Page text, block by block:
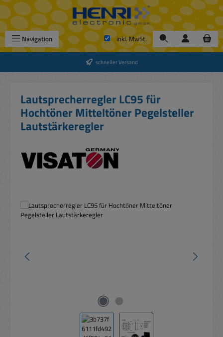
Zum Hauptinhalt springen
Navigation inkl. MwSt.
schneller Versand
Lautsprecherregler LC95 für
Hochtöner Mitteltöner Pegelsteller
Lautstärkeregler